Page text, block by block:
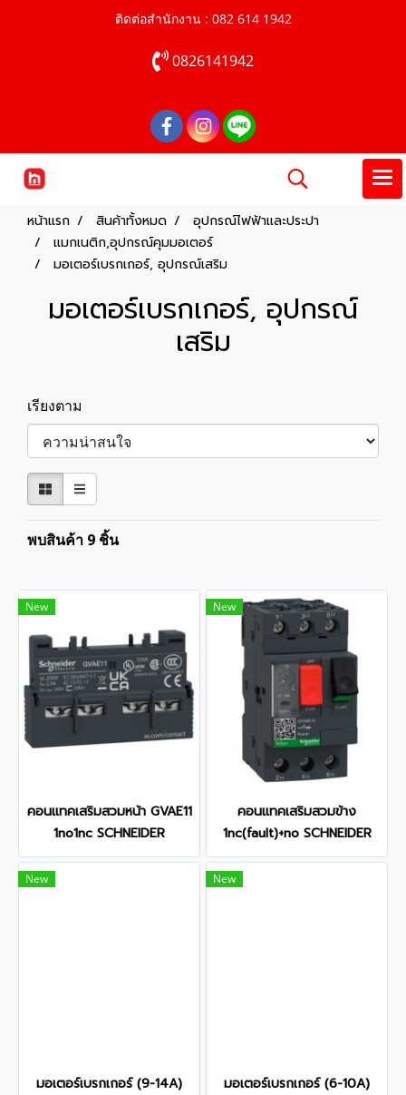
ติดต่อสำนักงาน : 082 614 1942
0826141942
หน้าแรก สินค้าทั้งหมด
อุปกรณ์ไฟฟ้าและประปา
แมกเนติก,อุปกรณ์คุมมอเตอร์
มอเตอร์เบรกเกอร์, อุปกรณ์เสริม
มอเตอร์เบรกเกอร์, อุปกรณ์
เสริม
เรียงตาม
พบสินค้า 9 ชิ้น
New
คอนแทคเสริมสวมหน้า GVAE11
1no1nc SCHNEIDER
New
คอนแทคเสริมสวมข้าง
1nc(fault)+no SCHNEIDER
New
มอเตอร์เบรกเกอร์ (9-14A)
New
มอเตอร์เบรกเกอร์ (6-10A)